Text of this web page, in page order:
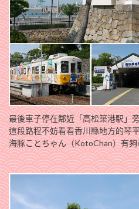
最後車子停在鄰近「高松築港駅」
這段路程不妨看看香川縣地方的琴
海豚ことちゃん（KotoChan）有